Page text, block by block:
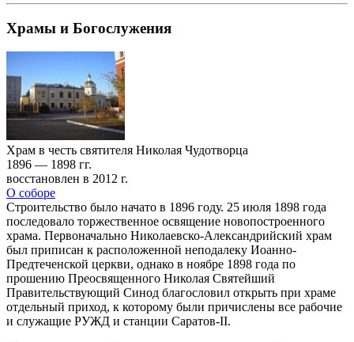
Храмы и Богослужения
Храм в честь святителя Николая Чудотворца
1896 — 1898 гг.
восстановлен в 2012 г.
О соборе
Строительство было начато в 1896 году. 25 июля 1898 года
последовало торжественное освящение новопостроенного
храма. Первоначально Николаевско-Александрийский храм
был приписан к расположенной неподалеку Иоанно-
Предтеченской церкви, однако в ноябре 1898 года по
прошению Преосвященного Николая Святейший
Правительствующий Синод благословил открыть при храме
отдельный приход, к которому были причислены все рабочие
и служащие РУЖД и станции Саратов-II.